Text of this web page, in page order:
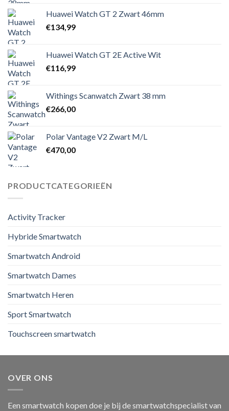
Huawei Watch GT 2 Zwart 46mm
€134,99
Huawei Watch GT 2E Active Wit
€116,99
Withings Scanwatch Zwart 38 mm
€266,00
Polar Vantage V2 Zwart M/L
€470,00
PRODUCTCATEGORIEËN
Activity Tracker
Hybride Smartwatch
Smartwatch Android
Smartwatch Dames
Smartwatch Heren
Sport Smartwatch
Touchscreen smartwatch
OVER ONS
Een smartwatch kopen doe je bij de smartwatchspecialist van